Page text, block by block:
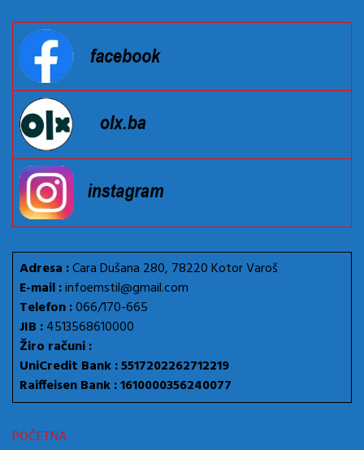
Adresa :Cara Dušana 280, 78220 Kotor Varoš
E-mail :infoemstil@gmail.com
Telefon :066/170-665
JIB :4513568610000
Žiro računi :
UniCredit Bank : 5517202262712219
Raiffeisen Bank : 1610000356240077
POČETNA